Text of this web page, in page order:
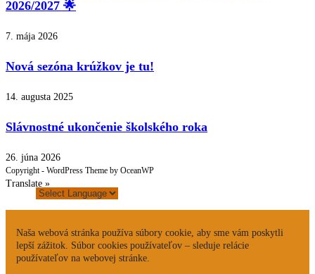
2026/2027 🌟
7. mája 2026
Nová sezóna krúžkov je tu!
14. augusta 2025
Slávnostné ukončenie školského roka
26. júna 2026
Copyright - WordPress Theme by OceanWP
Translate »
Naša webová stránka používa súbory cookie, aby sme vám poskytli
lepší zážitok. Súbor cookies používateľov – sleduje relácie
používateľov na webovej stránke.